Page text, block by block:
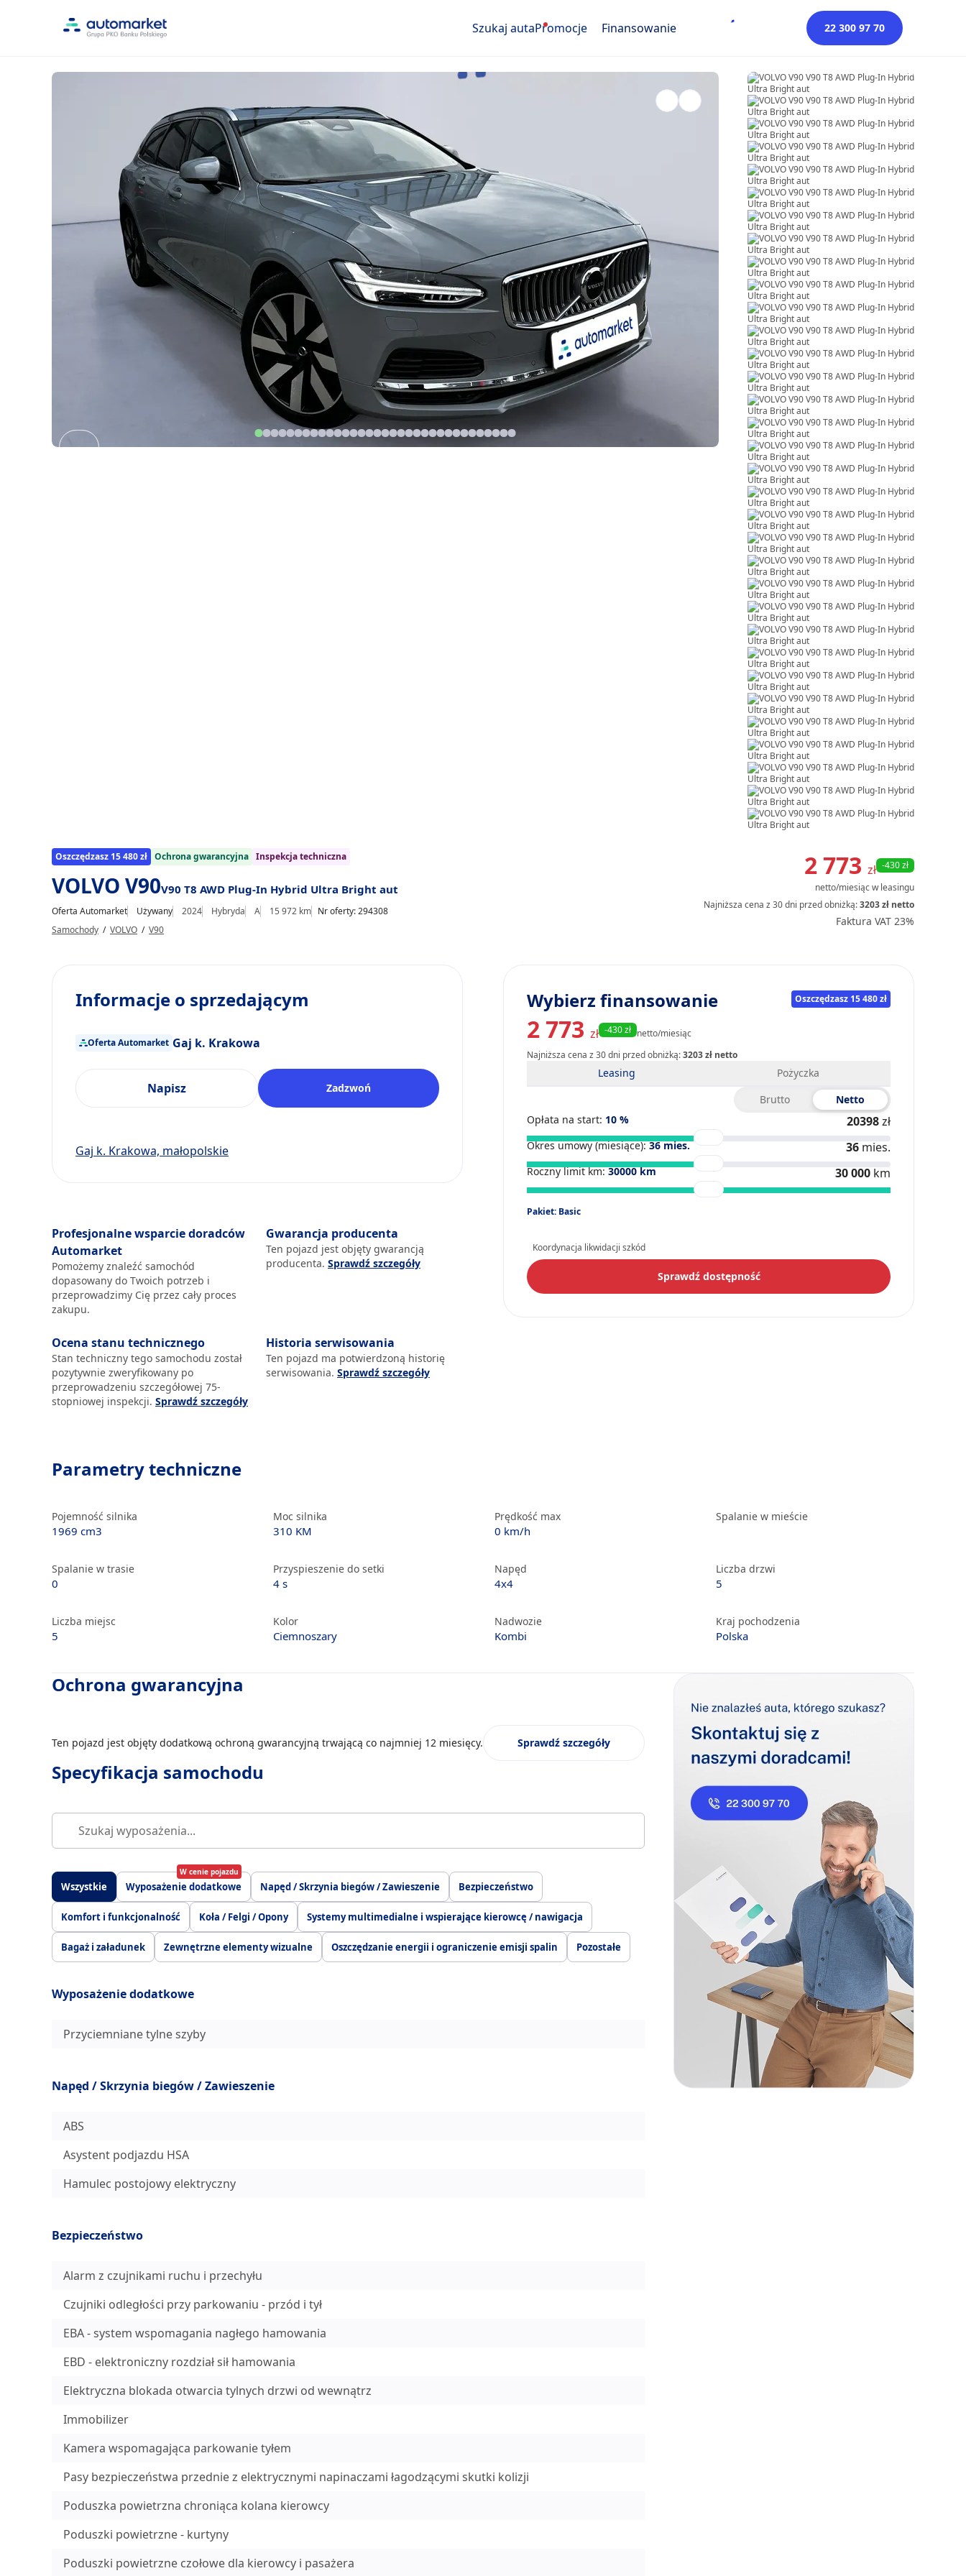
Szukaj autaPromocje Finansowanie 22 300 97 70
Oszczędzasz 15 480 zł Ochrona gwarancyjna Inspekcja techniczna
VOLVO V90V90 T8 AWD Plug-In Hybrid Ultra Bright aut
Oferta Automarket Używany 2024 Hybryda A 15 972 km Nr oferty: 294308
Samochody / VOLVO / V90
2 773 zł -430 zł
netto/miesiącw leasingu
Najniższa cena z 30 dni przed obniżką:3203 zł netto
Faktura VAT 23%
Wybierz finansowanie Oszczędzasz 15 480 zł
2 773 zł -430 zł netto/miesiąc
Najniższa cena z 30 dni przed obniżką:3203 zł netto
Leasing
Pożyczka
Brutto
Netto
Opłata na start: 10 % 20398zł
Okres umowy (miesiące):36mies. 36 mies.
Roczny limit km:30000km 30 000 km
Pakiet: Basic
Koordynacja likwidacji szkód
Sprawdź dostępność
Profesjonalne wsparcie doradców
Automarket
Pomożemy znaleźć samochód
dopasowany do Twoich potrzeb i
przeprowadzimy Cię przez cały proces
zakupu.
Gwarancja producenta
Ten pojazd jest objęty gwarancją
producenta. Sprawdź szczegóły
Ocena stanu technicznego
Stan techniczny tego samochodu został
pozytywnie zweryfikowany po
przeprowadzeniu szczegółowej 75-
stopniowej inspekcji. Sprawdź szczegóły
Historia serwisowania
Ten pojazd ma potwierdzoną historię
serwisowania. Sprawdź szczegóły
Parametry techniczne
Pojemność silnika
1969 cm3
Moc silnika
310 KM
Prędkość max
0 km/h
Spalanie w mieście
Spalanie w trasie
0
Przyspieszenie do setki
4 s
Napęd
4x4
Liczba drzwi
5
Liczba miejsc
5
Kolor
Ciemnoszary
Nadwozie
Kombi
Kraj pochodzenia
Polska
Ochrona gwarancyjna
Ten pojazd jest objęty dodatkową ochroną gwarancyjną trwającą co najmniej 12 miesięcy. Sprawdź szczegóły
Specyfikacja samochodu
Wszystkie Wyposażenie dodatkowe
W cenie pojazdu
Napęd / Skrzynia biegów / Zawieszenie Bezpieczeństwo
Komfort i funkcjonalność Koła / Felgi / Opony Systemy multimedialne i wspierające kierowcę / nawigacja
Bagaż i załadunek Zewnętrzne elementy wizualne Oszczędzanie energii i ograniczenie emisji spalin Pozostałe
Wyposażenie dodatkowe
Przyciemniane tylne szyby
Napęd / Skrzynia biegów / Zawieszenie
ABS
Asystent podjazdu HSA
Hamulec postojowy elektryczny
Bezpieczeństwo
Alarm z czujnikami ruchu i przechyłu
Czujniki odległości przy parkowaniu - przód i tył
EBA - system wspomagania nagłego hamowania
EBD - elektroniczny rozdział sił hamowania
Elektryczna blokada otwarcia tylnych drzwi od wewnątrz
Immobilizer
Kamera wspomagająca parkowanie tyłem
Pasy bezpieczeństwa przednie z elektrycznymi napinaczami łagodzącymi skutki kolizji
Poduszka powietrzna chroniąca kolana kierowcy
Poduszki powietrzne - kurtyny
Poduszki powietrzne czołowe dla kierowcy i pasażera
Informacje o sprzedającym
Oferta Automarket Gaj k. Krakowa
Napisz Zadzwoń
Gaj k. Krakowa, małopolskie